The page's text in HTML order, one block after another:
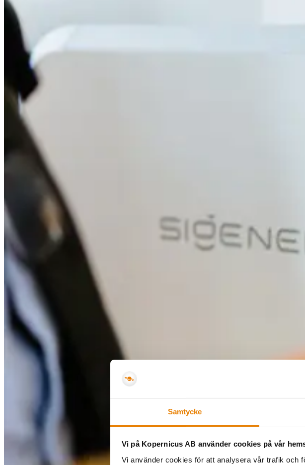
Samtycke
Vi på Kopernicus AB använder cookies på vår
Vi använder cookies för att analysera vår trafik och